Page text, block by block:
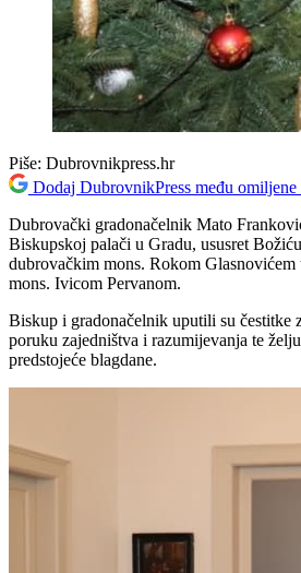
Piše: Dubrovnikpress.hr
Dodaj DubrovnikPress među
Dubrovački gradonačelnik Mato
Biskupskoj palači u Gradu, ususret
dubrovačkim mons. Rokom
mons. Ivicom Pervanom.
Biskup i gradonačelnik uputili su čestitke
poruku zajedništva i razumijevanja te
predstojeće blagdane.